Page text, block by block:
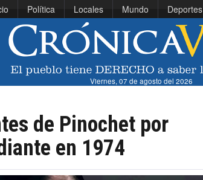
Política Locales Mundo Deportes
Viernes, 07 de agosto del 2026
de Pinochet por
en 1974